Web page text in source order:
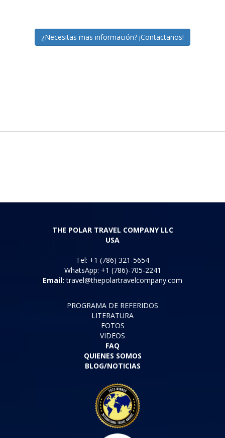
¿Necesitas mas información? ¡Contactanos!
THE POLAR TRAVEL COMPANY LLC
USA
Tel: +1 (786) 321-5654
WhatsApp: +1 (786)-705-2241
Email: travel@thepolartravelcompany.com
PROGRAMA DE REFERIDOS
LITERATURA
FOTOS
VIDEOS
FAQ
QUIENES SOMOS
BLOG/NOTICIAS